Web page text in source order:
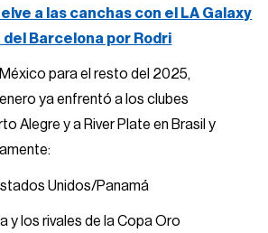
a las canchas con el LA Galaxy
Barcelona por Rodri
para el resto del 2025,
ya enfrentó a los clubes
Alegre y a River Plate en Brasil y
Unidos/Panamá
y los rivales de la Copa Oro